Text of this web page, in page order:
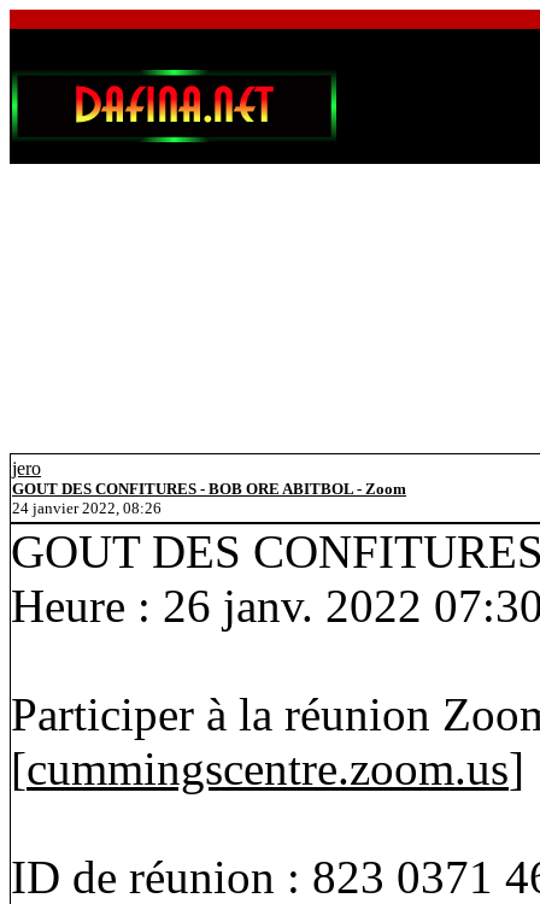
jero
GOUT DES CONFITURES - BOB ORE ABITBOL - Zoom
24 janvier 2022, 08:26
GOUT DES
Heure : 26 janv. 2022
Participer à la réunion
[cummingscentre.zoom.us]
ID de réunion : 823 0371